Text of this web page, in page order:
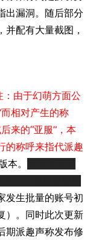
出漏洞。随后部分
配有大量截图，
：由于幻萌方面公
相对产生的称
来的“亚服”，本
的称呼来指代派趣
本。
发生批量的账号初
）。同时此次更新
期派趣声称发布修